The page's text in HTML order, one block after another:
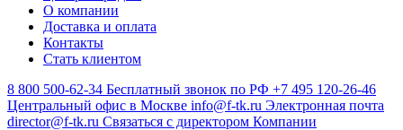
О компании
Доставка и оплата
Контакты
Стать клиентом
8 800 500-62-34 Бесплатный звонок по РФ +7 495 120-26-46
Центральный офис в Москве info@f-tk.ru Электронная почта
director@f-tk.ru Связаться с директором Компании